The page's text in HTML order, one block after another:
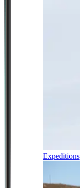
Expeditions